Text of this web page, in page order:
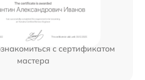
с сертификатом
мастера